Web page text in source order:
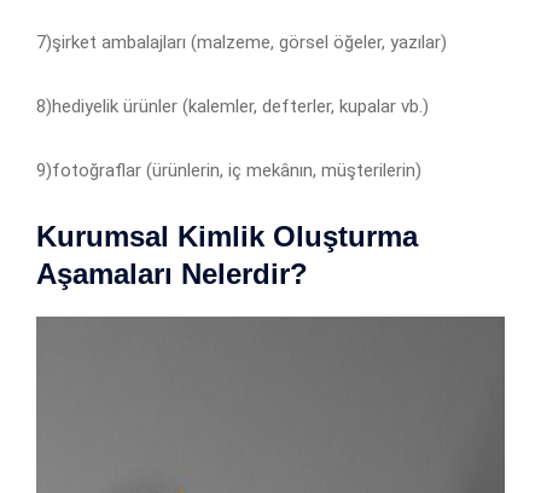
7)şirket ambalajları (malzeme, görsel öğeler, yazılar)
8)hediyelik ürünler (kalemler, defterler, kupalar vb.)
9)fotoğraflar (ürünlerin, iç mekânın, müşterilerin)
Kurumsal Kimlik Oluşturma
Aşamaları Nelerdir?